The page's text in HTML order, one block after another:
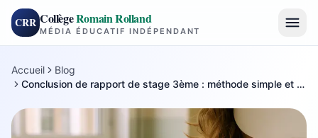
CRR CollègeRomain Rolland
MÉDIA ÉDUCATIF INDÉPENDANT
Accueil
Blog
Conclusion de rapport de stage 3ème : méthode simple et exemples